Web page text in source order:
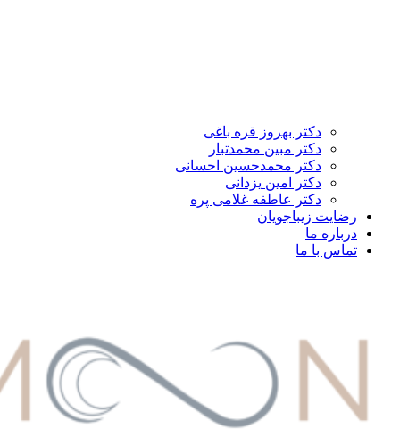
دکتر بهروز قره باغی
دکتر مبین محمدتبار
دکتر محمدحسین احسانی
دکتر امین یزدانی
دکتر عاطفه غلامی پره
رضایت زیباجویان
درباره ما
تماس با ما